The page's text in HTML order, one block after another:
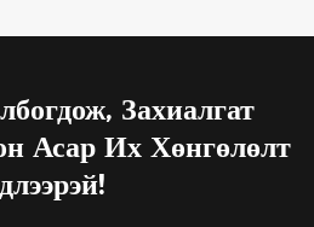
Захиалгат
Асар Их Хөнгөлөлт